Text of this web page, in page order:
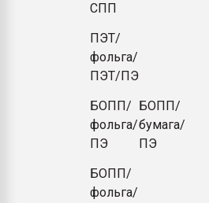
СПП
ПЭТ/
фольга/
ПЭТ/ПЭ
БОПП/
фольга/
ПЭ
БОПП/
фольга/
БОПП/
бумага/
ПЭ